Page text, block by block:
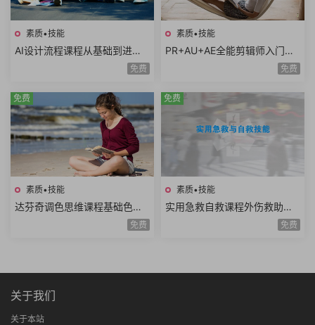
素质•技能
AI设计流程课程从基础到进阶A
I工具使用自动化流程AI出图案
免费
素质•技能
PR+AU+AE全能剪辑师入门课
程视频剪辑音频处理特效制作
免费
素质•技能
达芬奇调色思维课程基础色彩
理论高级实战技巧模仿大师风
免费
免费
素质•技能
实用急救自救课程外伤救助家
庭护理复苏急救骨伤救助重病
免费
免费
关于我们
关于本站